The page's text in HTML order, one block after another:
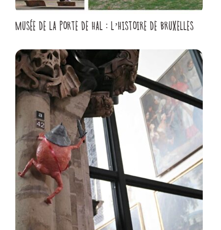
MUSÉE DE LA PORTE DE HAL : L’HISTOIRE DE BRUXELLES